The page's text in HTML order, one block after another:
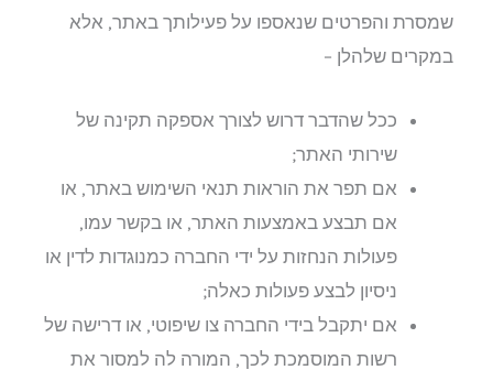
שמסרת והפרטים שנאספו על פעילותך באתר, אלא
במקרים שלהלן –
ככל שהדבר דרוש לצורך אספקה תקינה של
שירותי האתר;
אם תפר את הוראות תנאי השימוש באתר, או
אם תבצע באמצעות האתר, או בקשר עמו,
פעולות הנחזות על ידי החברה כמנוגדות לדין או
ניסיון לבצע פעולות כאלה;
אם יתקבל בידי החברה צו שיפוטי, או דרישה של
רשות המוסמכת לכך, המורה לה למסור את